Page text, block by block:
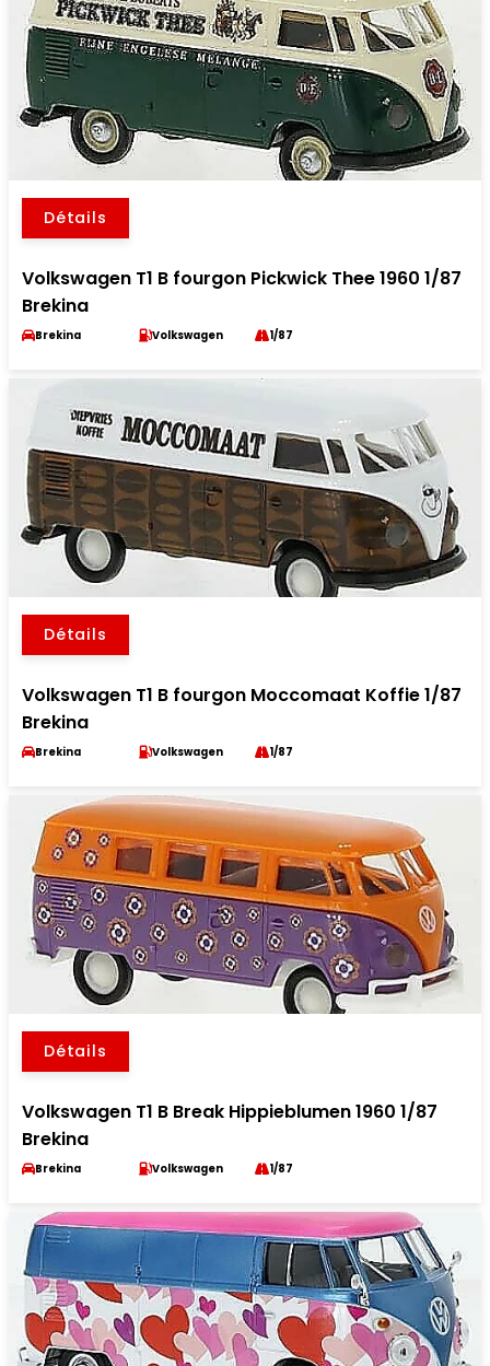
Détails
Volkswagen T1 B fourgon Pickwick Thee 1960 1/87
Brekina
Brekina Volkswagen 1/87
Détails
Volkswagen T1 B fourgon Moccomaat Koffie 1/87
Brekina
Brekina Volkswagen 1/87
Détails
Volkswagen T1 B Break Hippieblumen 1960 1/87
Brekina
Brekina Volkswagen 1/87